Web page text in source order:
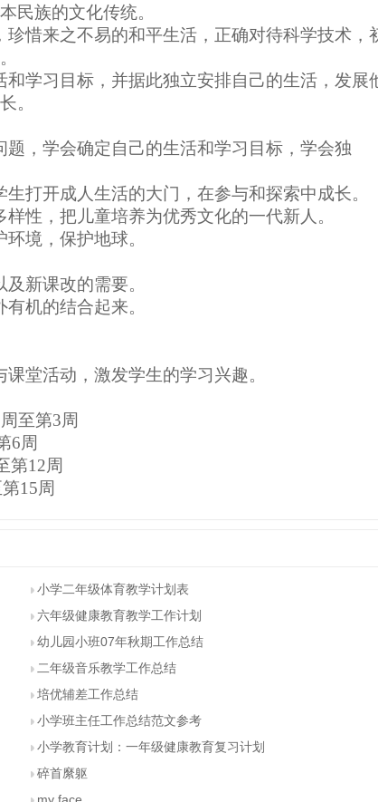
民族的文化传统。
惜来之不易的和平生活，正确对待科学技术，
学习目标，并据此独立安排自己的生活，发展
。
，学会确定自己的生活和学习目标，学会独
打开成人生活的大门，在参与和探索中成长。
性，把儿童培养为优秀文化的一代新人。
境，保护地球。
新课改的需要。
机的结合起来。
堂活动，激发学生的学习兴趣。
周至第3周
6周
第12周
15周
小学二年级体育教学计划表
六年级健康教育教学工作计划
幼儿园小班07年秋期工作总结
二年级音乐教学工作总结
培优辅差工作总结
小学班主任工作总结范文参考
小学教育计划：一年级健康教育复习计划
碎首縻躯